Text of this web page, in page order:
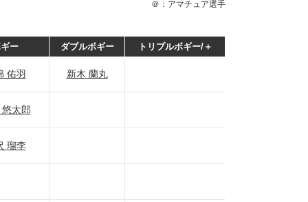
＠：アマチュア選手
ー ダブルボギー トリプルボギー/＋
佑羽 新木 蘭丸
悠太郎
瑠李